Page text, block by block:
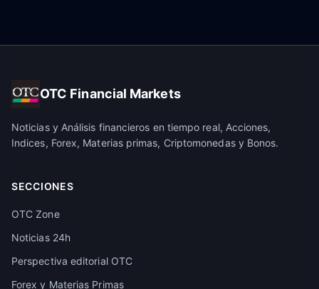
OTC Financial Markets
Noticias y Análisis financieros en tiempo real, Acciones,
Indices, Forex, Materias primas, Criptomonedas y Bonos.
SECCIONES
OTC Zone
Noticias 24h
Perspectiva editorial OTC
Forex y Materias Primas